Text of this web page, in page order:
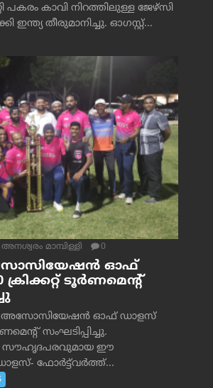
പകരം കാവി നിറത്തിലുള്ള ജേഴ്‌സി
ഇന്ത്യ തീരുമാനിച്ചു. ഓഗസ്റ്റ്...
അനശ്വരം മാമ്പിള്ളി 0
ഓഫ്
ക്രിക്കറ്റ് ടൂർണമെന്റ്
അസോസിയേഷൻ ഓഫ് ഡാളസ്
സംഘടിപ്പിച്ചു.
സൗഹൃദപരവുമായ ഈ
ഫോർട്ട്‌വര്‍ത്ത്...